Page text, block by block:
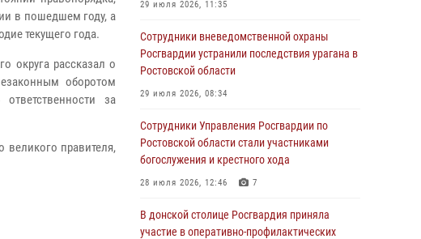
в пошедшем году, а
текущего года.
округа рассказал о
оборотом
за
великого правителя,
29 июля 2026, 11:35
Сотрудники вневедомственной охраны
Росгвардии устранили последствия урагана в
Ростовской области
29 июля 2026, 08:34
Сотрудники Управления Росгвардии по
Ростовской области стали участниками
богослужения и крестного хода
28 июля 2026, 12:46 7
В донской столице Росгвардия приняла
участие в оперативно-профилактических